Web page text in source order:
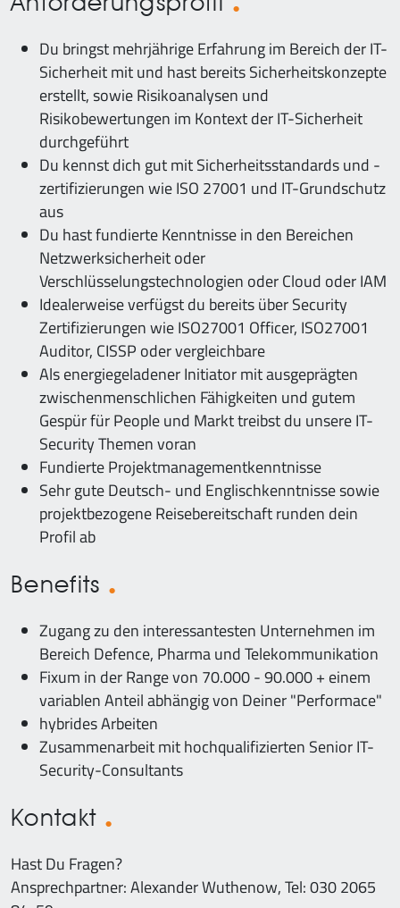
Du bringst mehrjährige Erfahrung im Bereich der IT-
Sicherheit mit und hast bereits Sicherheitskonzepte
erstellt, sowie Risikoanalysen und
Risikobewertungen im Kontext der IT-Sicherheit
durchgeführt
Du kennst dich gut mit Sicherheitsstandards und -
zertifizierungen wie ISO 27001 und IT-Grundschutz
aus
Du hast fundierte Kenntnisse in den Bereichen
Netzwerksicherheit oder
Verschlüsselungstechnologien oder Cloud oder IAM
Idealerweise verfügst du bereits über Security
Zertifizierungen wie ISO27001 Officer, ISO27001
Auditor, CISSP oder vergleichbare
Als energiegeladener Initiator mit ausgeprägten
zwischenmenschlichen Fähigkeiten und gutem
Gespür für People und Markt treibst du unsere IT-
Security Themen voran
Fundierte Projektmanagementkenntnisse
Sehr gute Deutsch- und Englischkenntnisse sowie
projektbezogene Reisebereitschaft runden dein
Profil ab
Benefits
Zugang zu den interessantesten Unternehmen im
Bereich Defence, Pharma und Telekommunikation
Fixum in der Range von 70.000 - 90.000 + einem
variablen Anteil abhängig von Deiner "Performace"
hybrides Arbeiten
Zusammenarbeit mit hochqualifizierten Senior IT-
Security-Consultants
Kontakt
Hast Du Fragen?
Ansprechpartner: Alexander Wuthenow, Tel: 030 2065